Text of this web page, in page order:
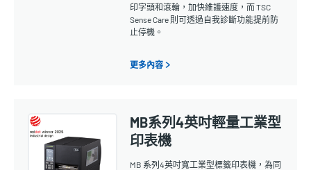
印字頭和滾輪，加快維護速度，而 TSC
Sense Care 則可透過自我診斷功能提前防
止停機。
更多內容 >
MB系列4英吋輕量工業型
印表機
MB 系列4英吋寬工業型標籤印表機，為同